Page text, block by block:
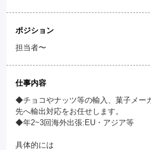
ポジション
担当者〜
仕事内容
◆チョコやナッツ等の輸入、菓子メー
先へ輸出対応をお任せします。
◆年2~3回海外出張:EU・アジア等
具体的には